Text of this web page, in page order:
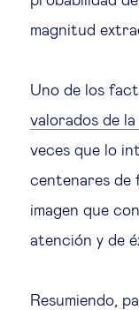
magnitud
Uno de los
valorados de
veces que lo
centenares de
imagen que
atención y de
Resumiendo,